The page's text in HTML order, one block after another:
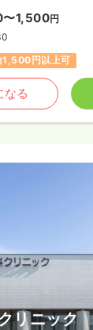
1,500円
1,500円以上可
なる
リニック